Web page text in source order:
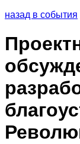
назад в события